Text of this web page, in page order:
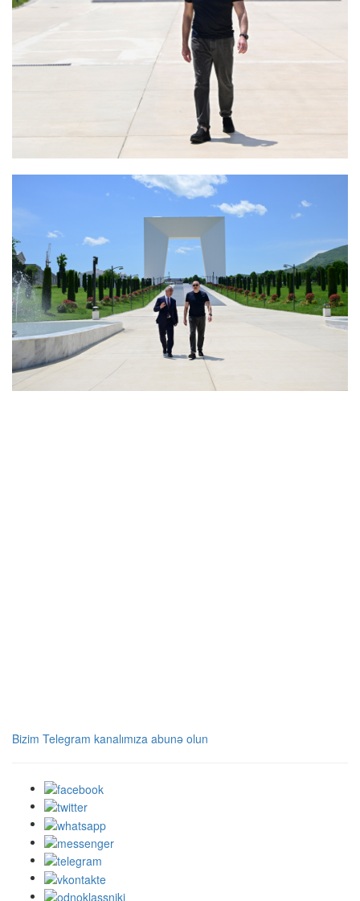
Bizim Telegram kanalımıza abunə olun